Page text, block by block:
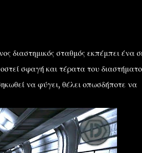
διαστημικός σταθμός εκπέμπει ένα
σφαγή και τέρατα του
να φύγει, θέλει οπωσδήποτε να